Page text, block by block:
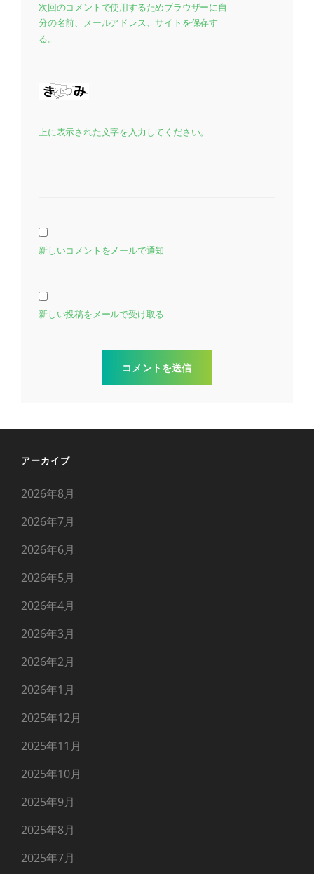
次回のコメントで使用するためブラウザーに自
分の名前、メールアドレス、サイトを保存す
る。
上に表示された文字を入力してください。
新しいコメントをメールで通知
新しい投稿をメールで受け取る
アーカイブ
2026年8月
2026年7月
2026年6月
2026年5月
2026年4月
2026年3月
2026年2月
2026年1月
2025年12月
2025年11月
2025年10月
2025年9月
2025年8月
2025年7月